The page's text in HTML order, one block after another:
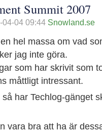
Summit 2007
04-04 09:44 Snowland.se
hel massa om vad
jag inte göra.
som har skrivit som
måttligt intressant.
har Techlog-gänget
vara bra att ha är